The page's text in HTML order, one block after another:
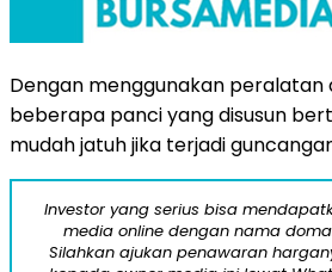
Dengan menggunakan
beberapa panci yang disusun
mudah jatuh jika terjadi
Investor yang serius bisa
media online dengan nama
Silahkan ajukan penawaran